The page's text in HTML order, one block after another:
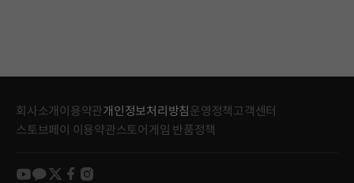
회사소개이용약관개인정보처리방침 운영정책고객센터
스토브페이 이용약관스토어게임 반품정책
youtube
kakao
twitter
facebook
instagram